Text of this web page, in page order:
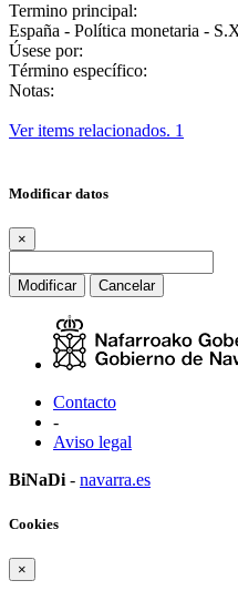
Termino principal:
España - Política monetaria -
Úsese por:
Término específico:
Notas:
Ver items relacionados. 1
Modificar datos
×
Modificar Cancelar
Contacto
-
Aviso legal
BiNaDi - navarra.es
Cookies
×